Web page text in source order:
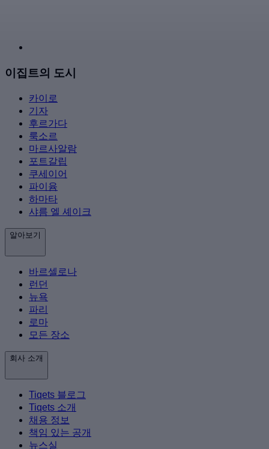
이집트의 도시
카이로
기자
후르가다
룩소르
마르사알람
포트갈립
쿠세이어
파이윰
하마타
샤름 엘 셰이크
알아보기
바르셀로나
런던
뉴욕
파리
로마
모든 장소
회사 소개
Tiqets 블로그
Tiqets 소개
채용 정보
책임 있는 공개
뉴스실